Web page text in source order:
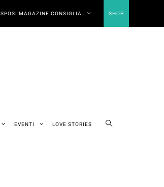
SPOSI MAGAZINE CONSIGLIA SHOP
EVENTI LOVE STORIES